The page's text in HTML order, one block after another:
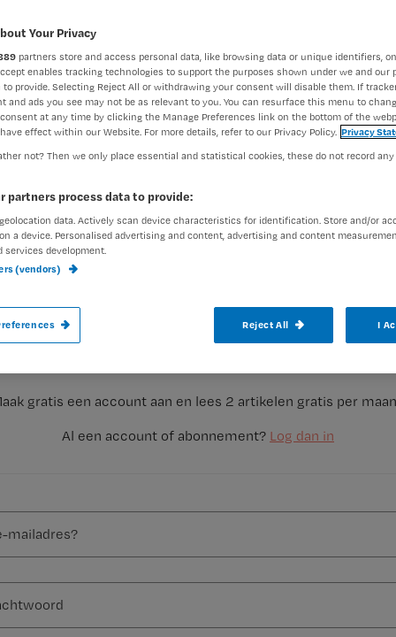
Auteur:Redactie Nursing4 oktober
Registreren
Wil je dit artikel lezen?
gratis een account aan en lees 2 artikelen gratis per
Al een account of abonnement? Log dan in
Het tonen van emoties als
Cagla.
De een is ervan overtuigd dat je je emoties voor je moet
Your Privacy
partners store and access personal data, like browsing data or unique identifiers,
enables tracking technologies to support the purposes shown under we and our
to provide. Selecting Reject All or withdrawing your consent will disable them. If
and ads you see may not be as relevant to you. You can resurface this menu to
at any time by clicking the Manage Preferences link on the bottom of the
effect within our Website. For more details, refer to our Privacy Policy. Privacy
not? Then we only place essential and statistical cookies, these do not record
partners process data to provide:
data. Actively scan device characteristics for identification. Store and/or
a device. Personalised advertising and content, advertising and content
services development.
(vendors)
Reject All I